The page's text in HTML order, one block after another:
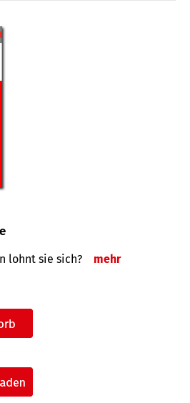
lohnt sie sich? mehr